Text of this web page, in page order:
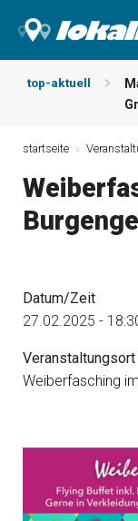
top-aktuell
startseite
Datum/Zeit
27.02.2025 -
Veranstaltungsort
Weiberfasching